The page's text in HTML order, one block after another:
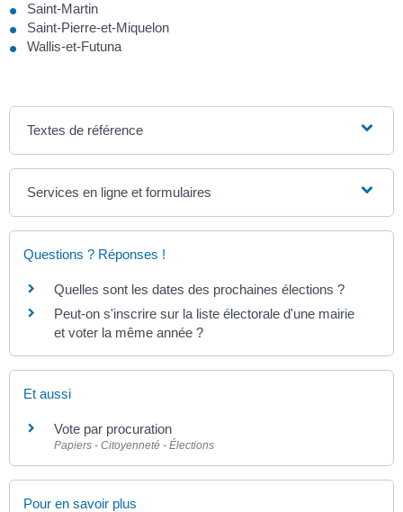
Saint-Martin
Saint-Pierre-et-Miquelon
Wallis-et-Futuna
Textes de référence
Services en ligne et formulaires
Questions ? Réponses !
Quelles sont les dates des prochaines élections ?
Peut-on s'inscrire sur la liste électorale d'une mairie
et voter la même année ?
Et aussi
Vote par procuration
Papiers - Citoyenneté - Élections
Pour en savoir plus